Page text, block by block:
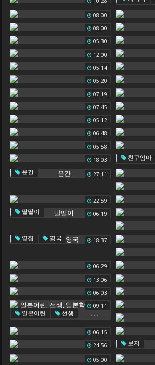
08:00
08:00
05:30
12:00
05:14
05:20
07:19
07:45
05:12
06:48
05:58
18:03
친구엄마
27:11
윤간
22:59
06:19
딸딸이
18:37
옆집 ,
영국
06:29
13:06
06:03
09:11
일본어린 ,
선생 , ,
06:15
24:56
보지
05:00